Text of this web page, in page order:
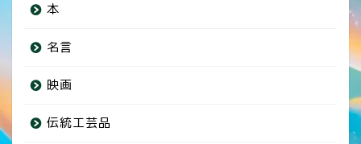
本
名言
映画
伝統工芸品